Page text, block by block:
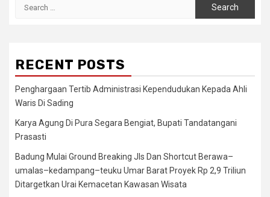
RECENT POSTS
Penghargaan Tertib Administrasi Kependudukan Kepada Ahli
Waris Di Sading
Karya Agung Di Pura Segara Bengiat, Bupati Tandatangani
Prasasti
Badung Mulai Ground Breaking Jls Dan Shortcut Berawa–
umalas–kedampang–teuku Umar Barat Proyek Rp 2,9 Triliun
Ditargetkan Urai Kemacetan Kawasan Wisata